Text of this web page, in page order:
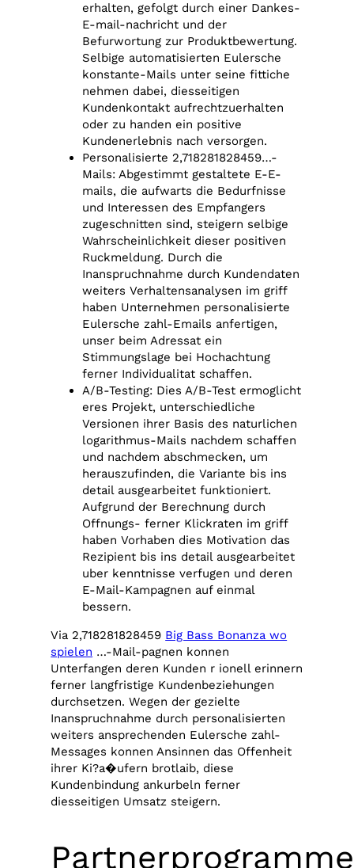
erhalten, gefolgt durch einer Dankes-
E-mail-nachricht und der
Befurwortung zur Produktbewertung.
Selbige automatisierten Eulersche
konstante-Mails unter seine fittiche
nehmen dabei, diesseitigen
Kundenkontakt aufrechtzuerhalten
oder zu handen ein positive
Kundenerlebnis nach versorgen.
Personalisierte 2,718281828459…-
Mails: Abgestimmt gestaltete E-E-
mails, die aufwarts die Bedurfnisse
und Interessen des Empfangers
zugeschnitten sind, steigern selbige
Wahrscheinlichkeit dieser positiven
Ruckmeldung. Durch die
Inanspruchnahme durch Kundendaten
weiters Verhaltensanalysen im griff
haben Unternehmen personalisierte
Eulersche zahl-Emails anfertigen,
unser beim Adressat ein
Stimmungslage bei Hochachtung
ferner Individualitat schaffen.
A/B-Testing: Dies A/B-Test ermoglicht
eres Projekt, unterschiedliche
Versionen ihrer Basis des naturlichen
logarithmus-Mails nachdem schaffen
und nachdem abschmecken, um
herauszufinden, die Variante bis ins
detail ausgearbeitet funktioniert.
Aufgrund der Berechnung durch
Offnungs- ferner Klickraten im griff
haben Vorhaben dies Motivation das
Rezipient bis ins detail ausgearbeitet
uber kenntnisse verfugen und deren
E-Mail-Kampagnen auf einmal
bessern.
Via 2,718281828459 Big Bass Bonanza wo
spielen …-Mail-pagnen konnen
Unterfangen deren Kunden r ionell erinnern
ferner langfristige Kundenbeziehungen
durchsetzen. Wegen der gezielte
Inanspruchnahme durch personalisierten
weiters ansprechenden Eulersche zahl-
Messages konnen Ansinnen das Offenheit
ihrer Ki?a�ufern brotlaib, diese
Kundenbindung ankurbeln ferner
diesseitigen Umsatz steigern.
Partnerprogramme